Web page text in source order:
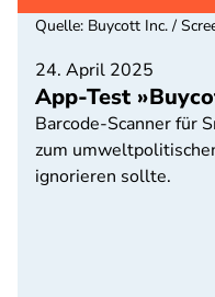
24. April 2025
App-Test
Barcode-Scanner für
zum
ignorieren sollte.
Quelle: Buycott Inc. /